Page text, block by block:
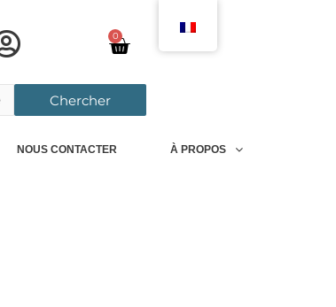
0
Chariot
Chercher
NOUS CONTACTER À PROPOS